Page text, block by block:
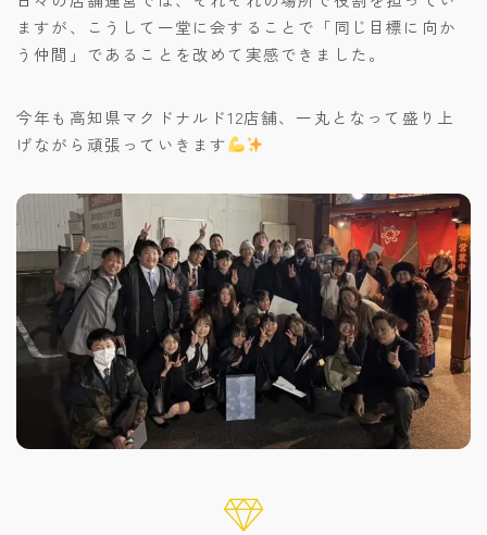
ますが、こうして一堂に会することで「同じ目標に向か
う仲間」であることを改めて実感できました。
今年も高知県マクドナルド12店舗、一丸となって盛り上
げながら頑張っていきます